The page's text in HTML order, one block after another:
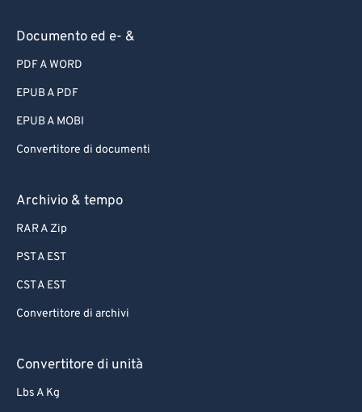
Documento ed e- &
PDF A WORD
EPUB A PDF
EPUB A MOBI
Convertitore di documenti
Archivio & tempo
RAR A Zip
PST A EST
CST A EST
Convertitore di archivi
Convertitore di unità
Lbs A Kg